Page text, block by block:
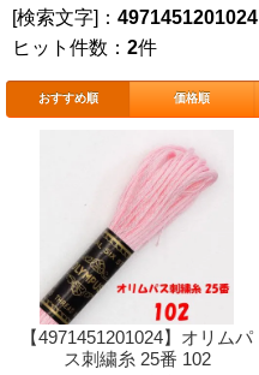
[検索文字]： 4971451201024
ヒット件数： 2件
おすすめ順 価格順
【4971451201024】オリムパ
ス刺繍糸 25番 102